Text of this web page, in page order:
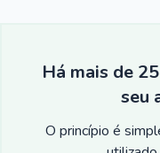
Há mais de
seu
O princípio é